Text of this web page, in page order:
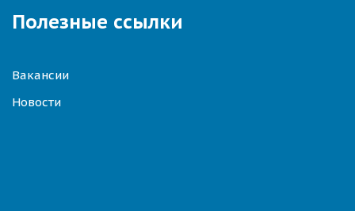
Полезные ссылки
Вакансии
Новости